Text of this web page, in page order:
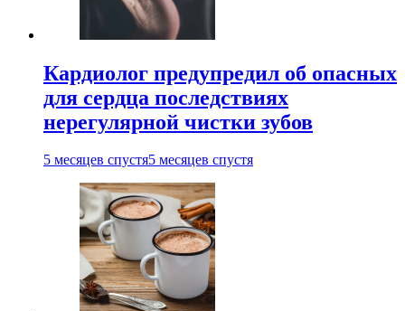
Кардиолог предупредил об опасных
для сердца последствиях
нерегулярной чистки зубов
5 месяцев спустя5 месяцев спустя